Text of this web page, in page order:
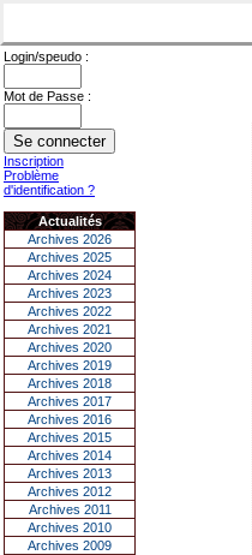
Login/speudo :
Mot de Passe :
Inscription
Problème
d'identification ?
Actualités
Archives 2026
Archives 2025
Archives 2024
Archives 2023
Archives 2022
Archives 2021
Archives 2020
Archives 2019
Archives 2018
Archives 2017
Archives 2016
Archives 2015
Archives 2014
Archives 2013
Archives 2012
Archives 2011
Archives 2010
Archives 2009